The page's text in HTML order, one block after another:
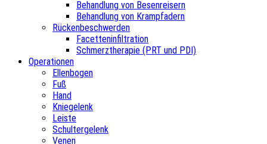
Behandlung von Besenreisern
Behandlung von Krampfadern
Rückenbeschwerden
Facetteninfiltration
Schmerztherapie (PRT und PDI)
Operationen
Ellenbogen
Fuß
Hand
Kniegelenk
Leiste
Schultergelenk
Venen